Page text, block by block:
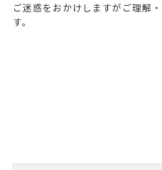
ご迷惑をおかけしますがご理解
す。